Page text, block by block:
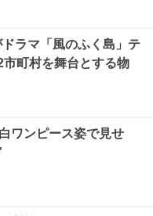
ラマ「風のふく島」テ
町村を舞台とする物
ワンピース姿で見せ